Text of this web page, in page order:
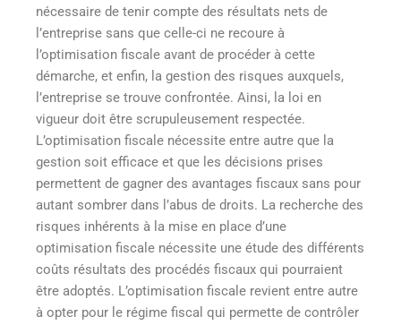
nécessaire de tenir compte des résultats nets de
l’entreprise sans que celle-ci ne recoure à
l’optimisation fiscale avant de procéder à cette
démarche, et enfin, la gestion des risques auxquels,
l’entreprise se trouve confrontée. Ainsi, la loi en
vigueur doit être scrupuleusement respectée.
L’optimisation fiscale nécessite entre autre que la
gestion soit efficace et que les décisions prises
permettent de gagner des avantages fiscaux sans pour
autant sombrer dans l’abus de droits. La recherche des
risques inhérents à la mise en place d’une
optimisation fiscale nécessite une étude des différents
coûts résultats des procédés fiscaux qui pourraient
être adoptés. L’optimisation fiscale revient entre autre
à opter pour le régime fiscal qui permette de contrôler